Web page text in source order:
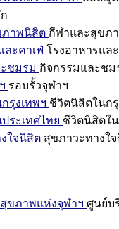
ภาพนิสิต กีฬาและสุขภ
ละคาเฟ่ โรงอาหารแล
ชมรม กิจกรรมและชม
รอบรั้วจุฬาฯ
รุงเทพฯ ชีวิตนิสิตในกรุ
ระเทศไทย ชีวิตนิสิตใ
ใจนิสิต สุขภาวะทางใ
ขภาพแห่งจุฬาฯ ศูนย์บ